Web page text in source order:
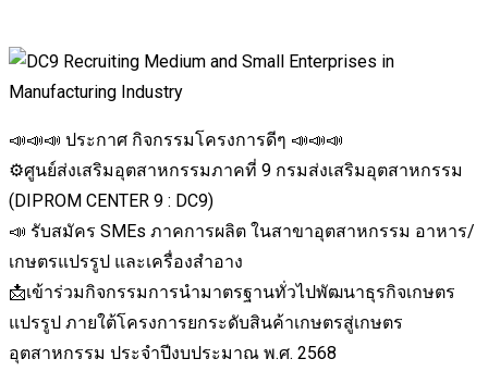
📣📣📣 ประกาศ กิจกรรมโครงการดีๆ 📣📣📣
⚙️ศูนย์ส่งเสริมอุตสาหกรรมภาคที่ 9 กรมส่งเสริมอุตสาหกรรม
(DIPROM CENTER 9 : DC9)
📣 รับสมัคร SMEs ภาคการผลิต ในสาขาอุตสาหกรรม อาหาร/
เกษตรแปรรูป และเครื่องสำอาง
📩เข้าร่วมกิจกรรมการนำมาตรฐานทั่วไปพัฒนาธุรกิจเกษตร
แปรรูป ภายใต้โครงการยกระดับสินค้าเกษตรสู่เกษตร
อุตสาหกรรม ประจำปีงบประมาณ พ.ศ. 2568